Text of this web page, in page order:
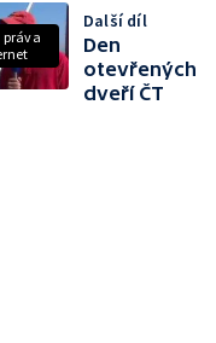
práva
Další díl
Den
otevřených
dveří ČT